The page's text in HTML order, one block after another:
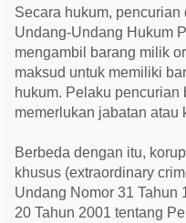
a
a
n
,
a
m
a
d
a
n
S
t
Secara hukum,
Undang-Undang Hukum
mengambil barang milik
maksud untuk memiliki
hukum. Pelaku pencurian
memerlukan jabatan atau
Berbeda dengan itu,
khusus (extraordinary
Undang Nomor 31 Tahun
20 Tahun 2001 tentang